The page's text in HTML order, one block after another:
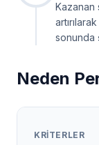
Kazanan
sonunda
Neden
KRITERLER